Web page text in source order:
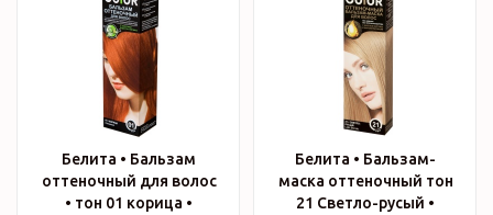
Белита • Бальзам
оттеночный для волос
• тон 01 корица •
Белита • Бальзам-
маска оттеночный тон
21 Светло-русый •